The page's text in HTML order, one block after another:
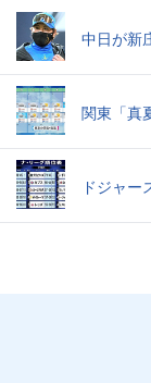
中日が新
関東「真
ドジャー